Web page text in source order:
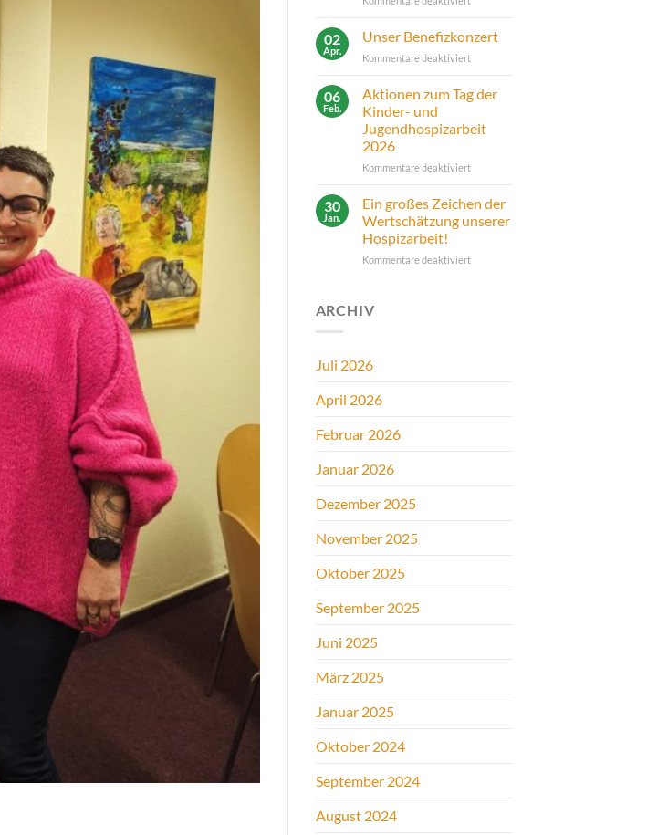
Laptop
für
unsere
02
Apr.
Unser Benefizkonzert
Kommentare deaktiviertfür
Benefizkonzert
06
Feb.
Aktionen zum Tag der
Kinder- und
Jugendhospizarbeit
2026
Kommentare deaktiviertfür
Tag
der
und
30
Jan.
Ein großes Zeichen der
Wertschätzung unserer
Hospizarbeit!
Kommentare deaktiviertfür
ARCHIV
Juli 2026
April 2026
Februar 2026
Januar 2026
Dezember 2025
November 2025
Oktober 2025
September 2025
Juni 2025
März 2025
Januar 2025
Oktober 2024
September 2024
August 2024